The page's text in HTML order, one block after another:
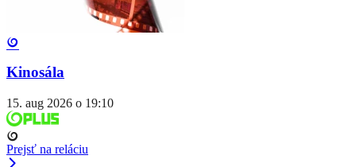
Kinosála
15. aug 2026 o 19:10
Prejsť na reláciu